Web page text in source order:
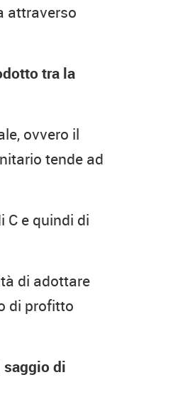
attraverso
tra la
ovvero il
tende ad
C e quindi di
di adottare
di profitto
di